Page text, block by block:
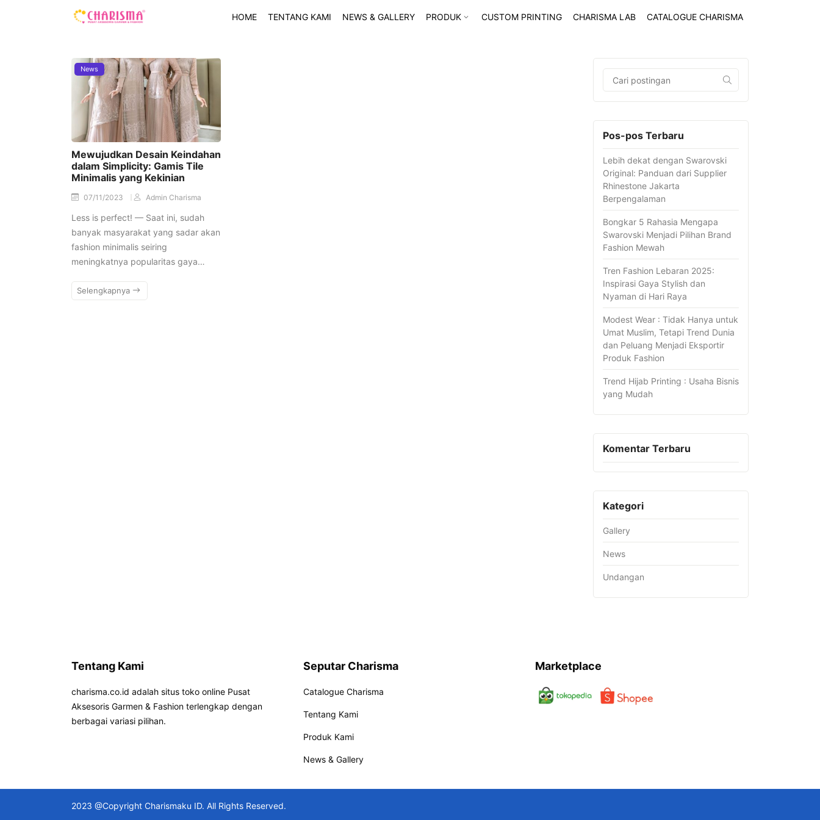
HOME TENTANG KAMI NEWS & GALLERY PRODUK CUSTOM PRINTING CHARISMA LAB CATALOGUE CHARISMA
News
Mewujudkan Desain Keindahan
dalam Simplicity: Gamis Tile
Minimalis yang Kekinian
07/11/2023 Admin Charisma
Less is perfect! — Saat ini, sudah
banyak masyarakat yang sadar akan
fashion minimalis seiring
meningkatnya popularitas gaya…
Selengkapnya
Pos-pos Terbaru
Lebih dekat dengan Swarovski
Original: Panduan dari Supplier
Rhinestone Jakarta
Berpengalaman
Bongkar 5 Rahasia Mengapa
Swarovski Menjadi Pilihan Brand
Fashion Mewah
Tren Fashion Lebaran 2025:
Inspirasi Gaya Stylish dan
Nyaman di Hari Raya
Modest Wear : Tidak Hanya untuk
Umat Muslim, Tetapi Trend Dunia
dan Peluang Menjadi Eksportir
Produk Fashion
Trend Hijab Printing : Usaha Bisnis
yang Mudah
Komentar Terbaru
Kategori
Gallery
News
Undangan
Tentang Kami
charisma.co.id adalah situs toko online Pusat
Aksesoris Garmen & Fashion terlengkap dengan
berbagai variasi pilihan.
Seputar Charisma
Catalogue Charisma
Tentang Kami
Produk Kami
News & Gallery
Marketplace
2023 @Copyright Charismaku ID. All Rights Reserved.